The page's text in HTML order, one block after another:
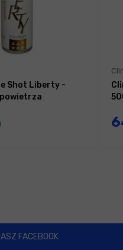
Shot Liberty -
FACEBOOK